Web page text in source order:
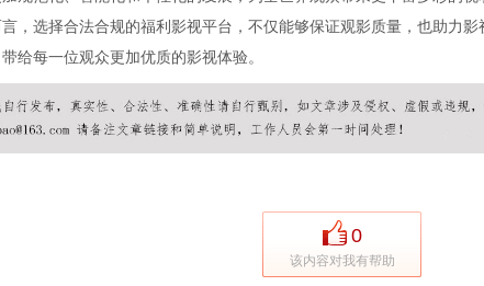
，选择合法合规的福利影视平台，不仅能够保证观影质量，也助力
给每一位观众更加优质的影视体验。
0
该内容对我有帮助